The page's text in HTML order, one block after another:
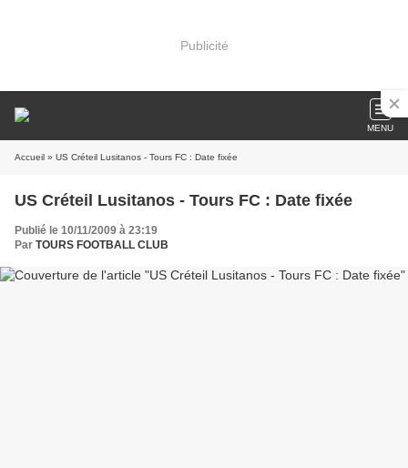
Publicité
MENU
Accueil » US Créteil Lusitanos - Tours FC : Date fixée
US Créteil Lusitanos - Tours FC : Date fixée
Publié le 10/11/2009 à 23:19
Par TOURS FOOTBALL CLUB